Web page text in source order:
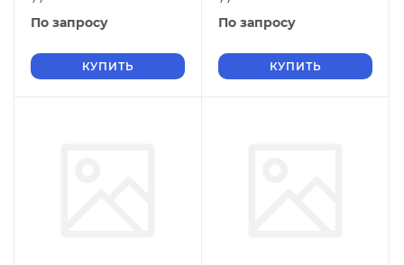
По запросу
КУПИТЬ
По запросу
КУПИТЬ